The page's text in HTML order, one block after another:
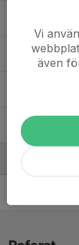
Viggo
Vinnie
30.
Vi
även